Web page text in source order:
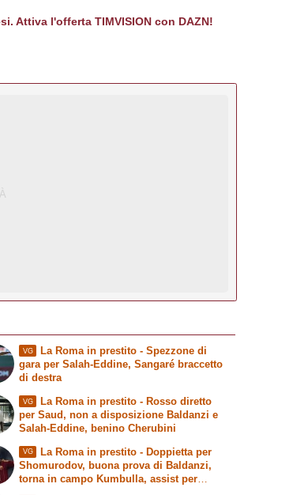
Attiva l'offerta TIMVISION con DAZN!
VG La Roma in prestito- Spezzone di
gara per Salah-Eddine, Sangaré braccetto
di destra
VG La Roma in prestito- Rosso diretto
per Saud, non a disposizione Baldanzi e
Salah-Eddine, benino Cherubini
VG La Roma in prestito- Doppietta per
Shomurodov, buona prova di Baldanzi,
torna in campo Kumbulla, assist per